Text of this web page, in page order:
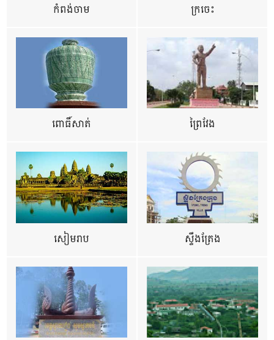
កំពង់ចាម ក្រចេះ
ពោធិ៍សាត់ ព្រៃវែង
សៀមរាប ស្ទឹងត្រែង